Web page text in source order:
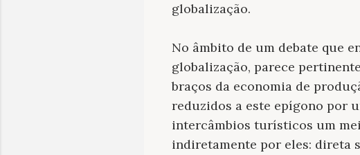
globalização.
No âmbito de um debate que
globalização, parece
braços da economia de
reduzidos a este epígono por
intercâmbios turísticos um
indiretamente por eles: direta